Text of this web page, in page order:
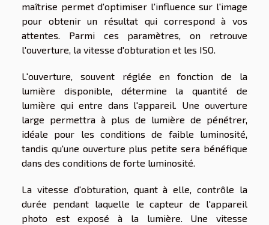
maîtrise permet d'optimiser l'influence sur l'image
pour obtenir un résultat qui correspond à vos
attentes. Parmi ces paramètres, on retrouve
l'ouverture, la vitesse d'obturation et les ISO.
L'ouverture, souvent réglée en fonction de la
lumière disponible, détermine la quantité de
lumière qui entre dans l'appareil. Une ouverture
large permettra à plus de lumière de pénétrer,
idéale pour les conditions de faible luminosité,
tandis qu'une ouverture plus petite sera bénéfique
dans des conditions de forte luminosité.
La vitesse d'obturation, quant à elle, contrôle la
durée pendant laquelle le capteur de l'appareil
photo est exposé à la lumière. Une vitesse